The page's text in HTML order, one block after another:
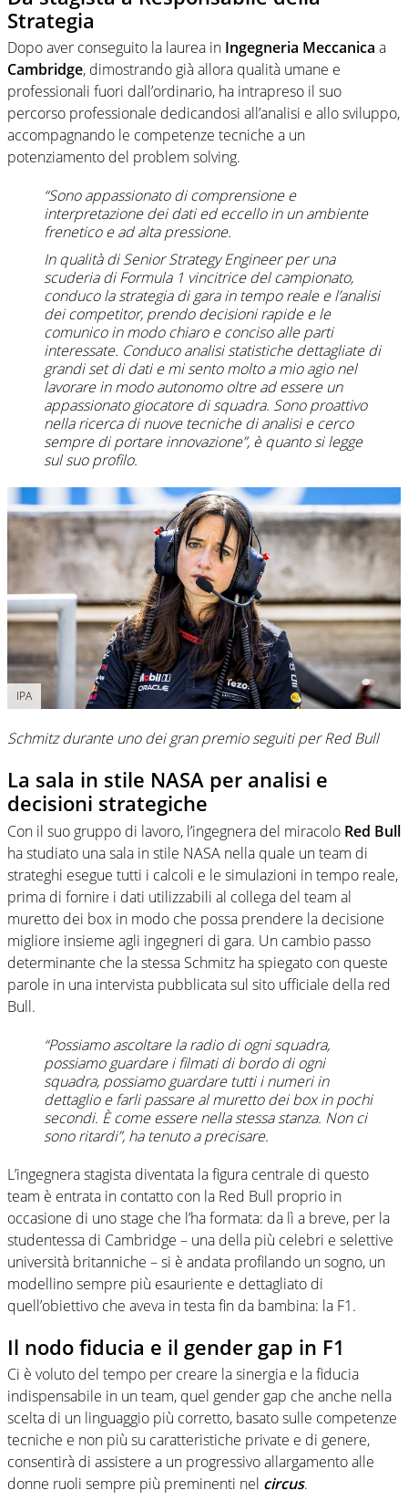
Strategia
Dopo aver conseguito la laurea in Ingegneria Meccanica a
Cambridge, dimostrando già allora qualità umane e
professionali fuori dall’ordinario, ha intrapreso il suo
percorso professionale dedicandosi all’analisi e allo sviluppo,
accompagnando le competenze tecniche a un
potenziamento del problem solving.
“Sono appassionato di comprensione e
interpretazione dei dati ed eccello in un ambiente
frenetico e ad alta pressione.
In qualità di Senior Strategy Engineer per una
scuderia di Formula 1 vincitrice del campionato,
conduco la strategia di gara in tempo reale e l’analisi
dei competitor, prendo decisioni rapide e le
comunico in modo chiaro e conciso alle parti
interessate. Conduco analisi statistiche dettagliate di
grandi set di dati e mi sento molto a mio agio nel
lavorare in modo autonomo oltre ad essere un
appassionato giocatore di squadra. Sono proattivo
nella ricerca di nuove tecniche di analisi e cerco
sempre di portare innovazione”, è quanto si legge
sul suo profilo.
IPA
Schmitz durante uno dei gran premio seguiti per Red Bull
La sala in stile NASA per analisi e
decisioni strategiche
Con il suo gruppo di lavoro, l’ingegnera del miracolo Red Bull
ha studiato una sala in stile NASA nella quale un team di
strateghi esegue tutti i calcoli e le simulazioni in tempo reale,
prima di fornire i dati utilizzabili al collega del team al
muretto dei box in modo che possa prendere la decisione
migliore insieme agli ingegneri di gara. Un cambio passo
determinante che la stessa Schmitz ha spiegato con queste
parole in una intervista pubblicata sul sito ufficiale della red
Bull.
“Possiamo ascoltare la radio di ogni squadra,
possiamo guardare i filmati di bordo di ogni
squadra, possiamo guardare tutti i numeri in
dettaglio e farli passare al muretto dei box in pochi
secondi. È come essere nella stessa stanza. Non ci
sono ritardi”, ha tenuto a precisare.
L’ingegnera stagista diventata la figura centrale di questo
team è entrata in contatto con la Red Bull proprio in
occasione di uno stage che l’ha formata: da lì a breve, per la
studentessa di Cambridge – una della più celebri e selettive
università britanniche – si è andata profilando un sogno, un
modellino sempre più esauriente e dettagliato di
quell’obiettivo che aveva in testa fin da bambina: la F1.
Il nodo fiducia e il gender gap in F1
Ci è voluto del tempo per creare la sinergia e la fiducia
indispensabile in un team, quel gender gap che anche nella
scelta di un linguaggio più corretto, basato sulle competenze
tecniche e non più su caratteristiche private e di genere,
consentirà di assistere a un progressivo allargamento alle
donne ruoli sempre più preminenti nel circus.